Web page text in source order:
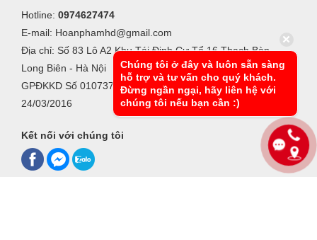
Hotline: 0974627474
E-mail: Hoanphamhd@gmail.com
Địa chỉ: Số 83 Lô A2 Khu Tái Định Cư Tổ 16 Thạch Bàn -
Long Biên - Hà Nội
GPĐKKD Số 0107370042, Do Sở KHĐT Hà Nội cấp ngày
24/03/2016
Kết nối với chúng tôi
Chúng tôi ở đây và luôn sẵn sàng
hỗ trợ và tư vấn cho quý khách.
Đừng ngần ngại, hãy liên hệ với
chúng tôi nếu bạn cần :)